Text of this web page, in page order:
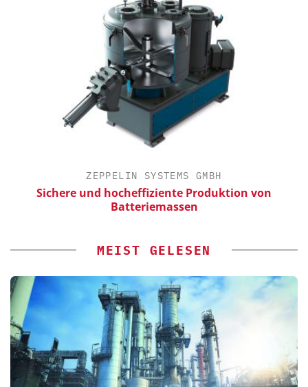
ZEPPELIN SYSTEMS GMBH
Sichere und hocheffiziente Produktion von
Batteriemassen
MEIST GELESEN